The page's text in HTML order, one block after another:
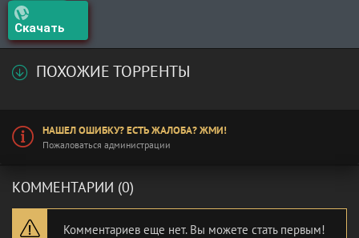
Скачать
ПОХОЖИЕ ТОРРЕНТЫ
НАШЕЛ ОШИБКУ? ЕСТЬ ЖАЛОБА? ЖМИ!
Пожаловаться администрации
КОММЕНТАРИИ (0)
Комментариев еще нет. Вы можете стать первым!